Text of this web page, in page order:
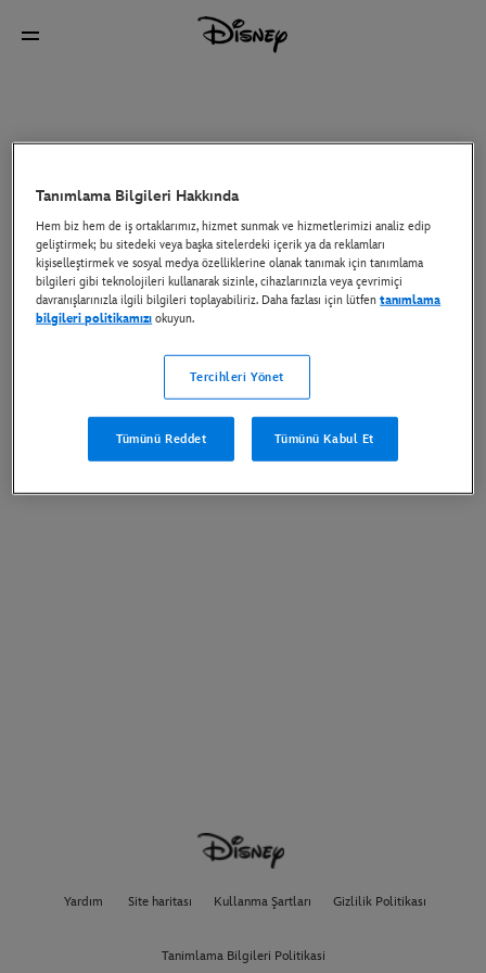
Yardım Site haritası Kullanma Şartları Gizlilik Politikası
Tanimlama Bilgileri Politikasi
Tanımlama Bilgileri Hakkında
Hem biz hem de iş ortaklarımız, hizmet sunmak ve hizmetlerimizi analiz edip
geliştirmek; bu sitedeki veya başka sitelerdeki içerik ya da reklamları
kişiselleştirmek ve sosyal medya özelliklerine olanak tanımak için tanımlama
bilgileri gibi teknolojileri kullanarak sizinle, cihazlarınızla veya çevrimiçi
davranışlarınızla ilgili bilgileri toplayabiliriz. Daha fazlası için lütfentanımlama
bilgileri politikamızı okuyun.
Tercihleri Yönet
Tümünü Reddet Tümünü Kabul Et